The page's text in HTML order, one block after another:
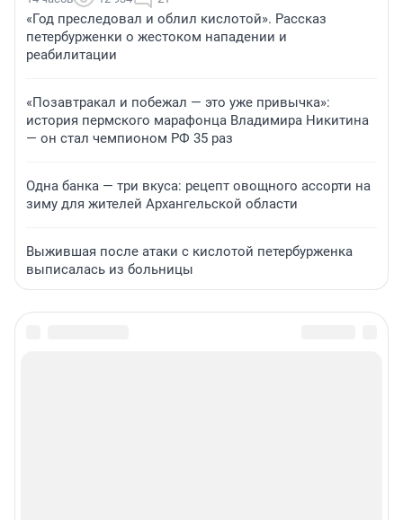
«Год преследовал и облил кислотой». Рассказ
петербурженки о жестоком нападении и
реабилитации
«Позавтракал и побежал — это уже привычка»:
история пермского марафонца Владимира Никитина
— он стал чемпионом РФ 35 раз
Одна банка — три вкуса: рецепт овощного ассорти на
зиму для жителей Архангельской области
Выжившая после атаки с кислотой петербурженка
выписалась из больницы